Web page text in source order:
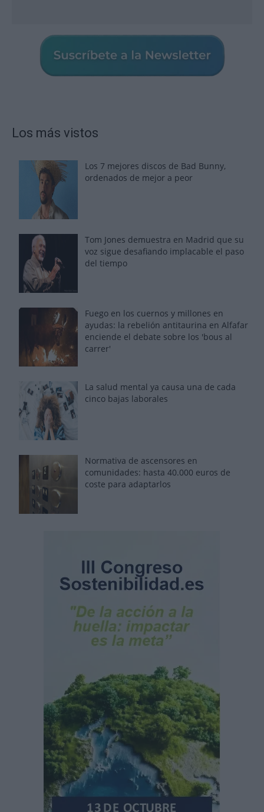
Los más vistos
Los 7 mejores discos de Bad Bunny,
ordenados de mejor a peor
Tom Jones demuestra en Madrid que su
voz sigue desafiando implacable el paso
del tiempo
Fuego en los cuernos y millones en
ayudas: la rebelión antitaurina en Alfafar
enciende el debate sobre los 'bous al
carrer'
La salud mental ya causa una de cada
cinco bajas laborales
Normativa de ascensores en
comunidades: hasta 40.000 euros de
coste para adaptarlos